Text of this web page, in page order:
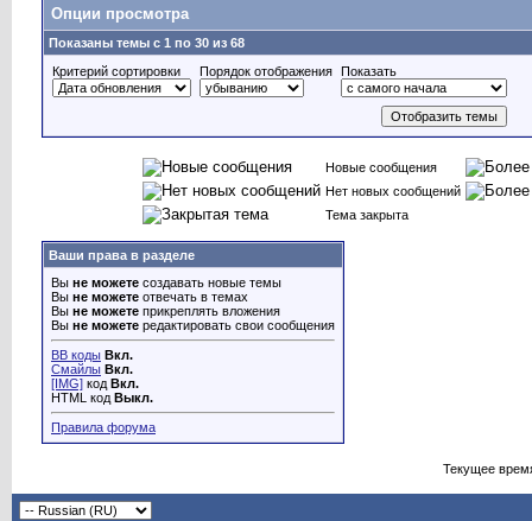
Опции просмотра
Показаны темы с 1 по 30 из 68
Критерий сортировки
Порядок отображения Показать
Новые сообщения
Нет новых сообщений
Тема закрыта
Ваши права в разделе
Вы не можете создавать новые темы
Вы не можете отвечать в темах
Вы не можете прикреплять вложения
Вы не можете редактировать свои сообщения
BB коды Вкл.
Смайлы Вкл.
[IMG] код Вкл.
HTML код Выкл.
Правила форума
Текущее